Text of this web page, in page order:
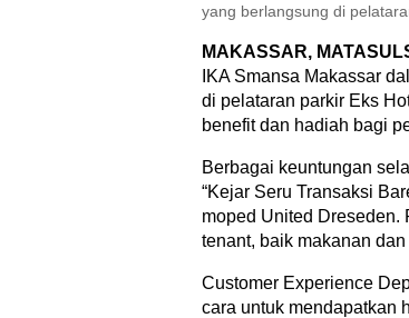
yang berlangsung di
MAKASSAR,
IKA Smansa Makassar
di pelataran parkir Eks
benefit dan hadiah bagi
Berbagai keuntungan
“Kejar Seru Transaksi
moped United
tenant, baik makanan
Customer Experience
cara untuk mendapatkan